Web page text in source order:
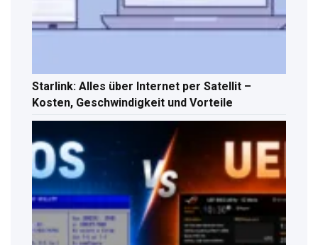
Starlink: Alles über Internet per Satellit –
Kosten, Geschwindigkeit und Vorteile